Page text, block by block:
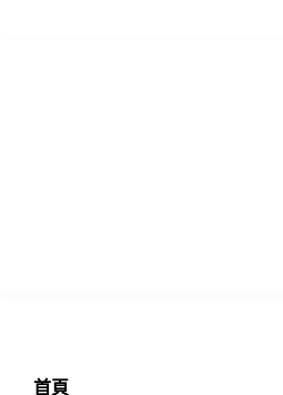
首頁